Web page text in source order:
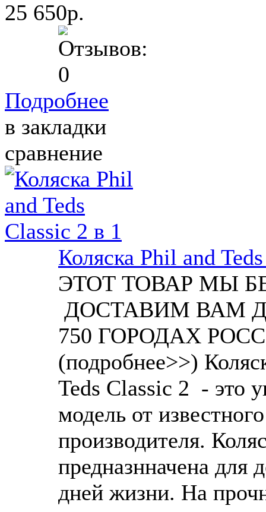
25 650р.
Подробнее
в закладки
сравнение
Коляска Phil and
ЭТОТ ТОВАР МЫ
ДОСТАВИМ ВАМ
750 ГОРОДАХ
(подробнее>>)
Teds Classic 2 - это
модель от
производителя.
предназнначена для
дней жизни. На